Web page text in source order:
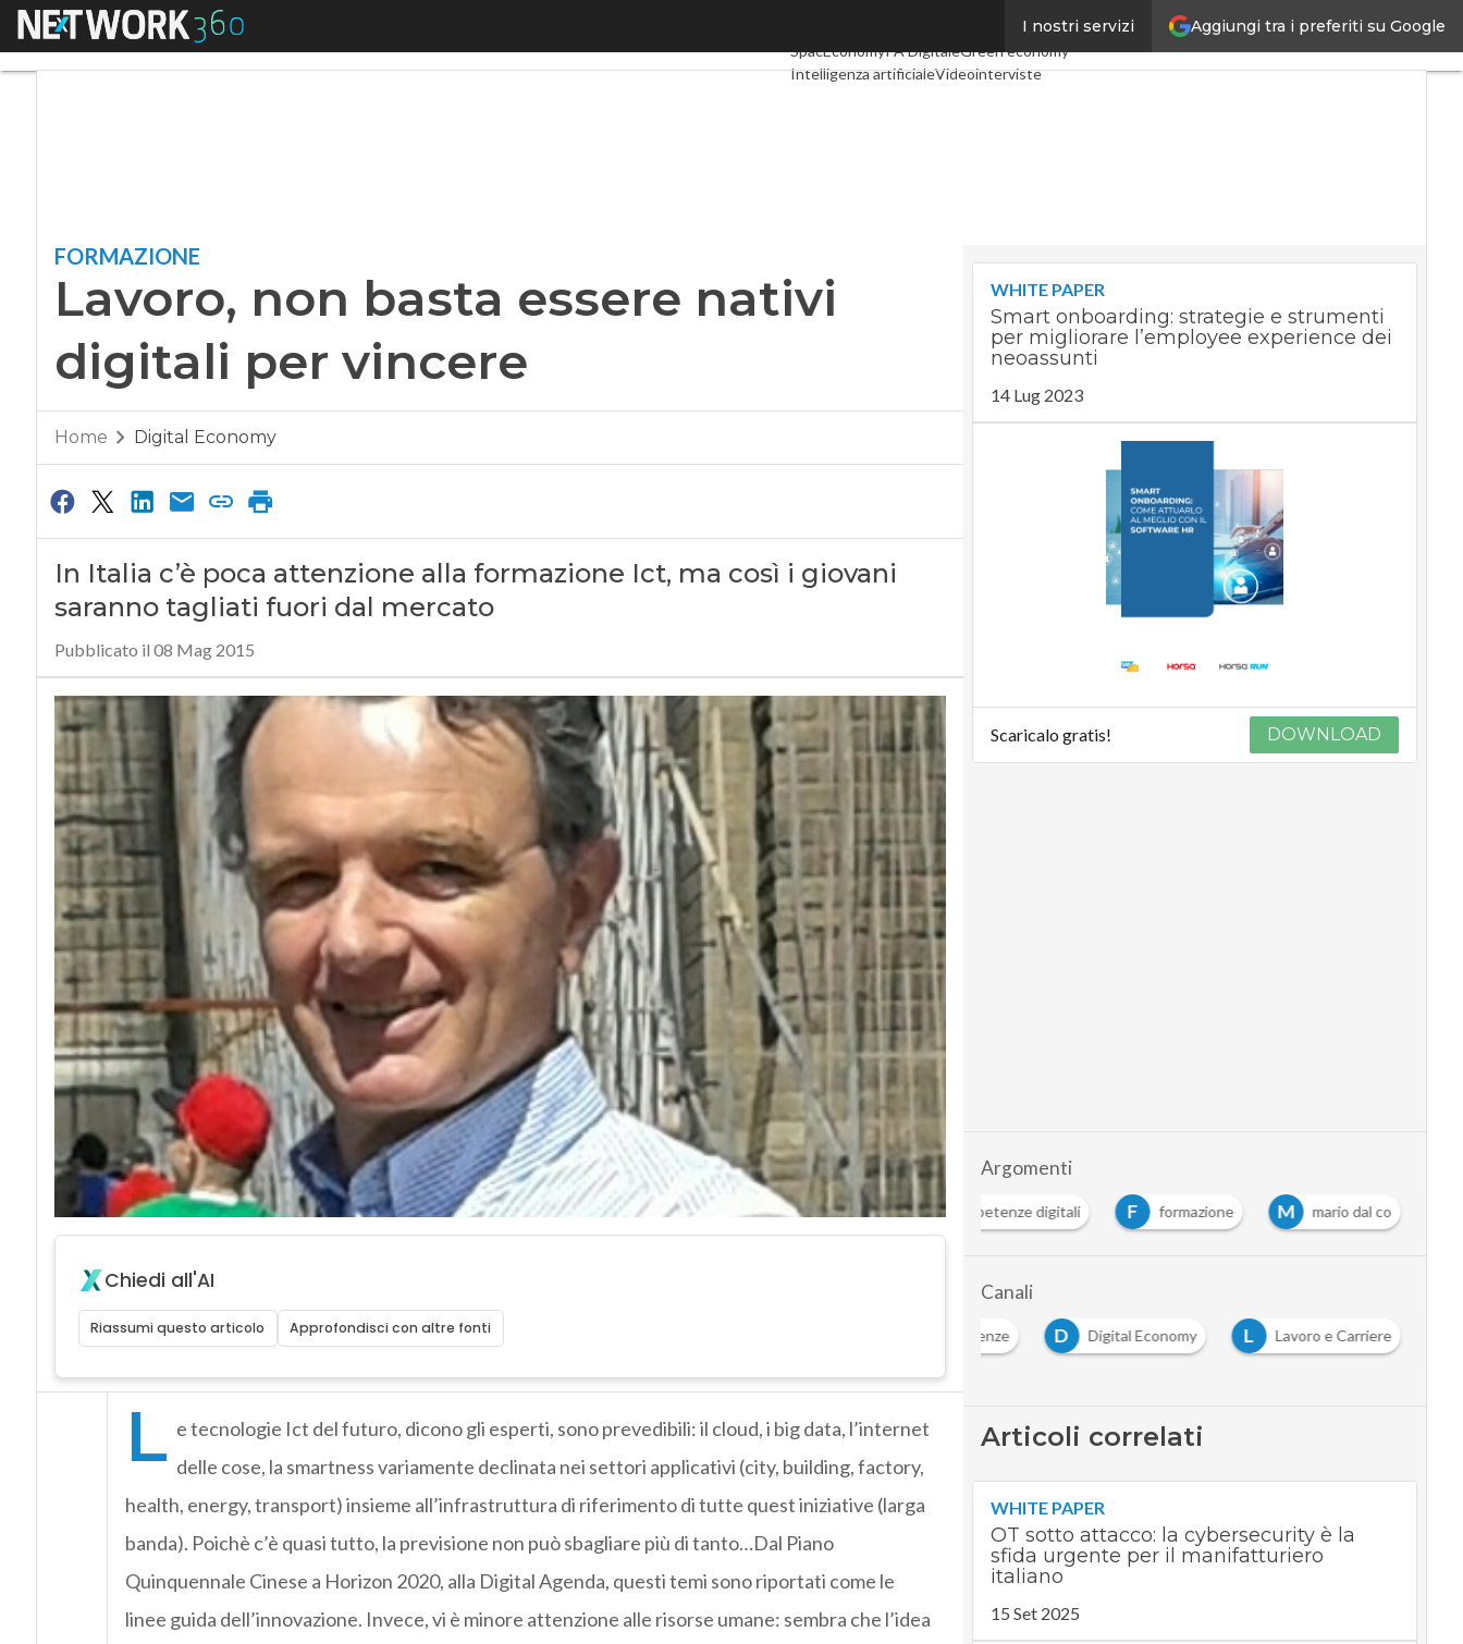
Aggiungi tra i preferiti su Google
I nostri servizi
Menu Telco Industria 4.0
SpacEconomyPA DigitaleGreen economy
Intelligenza artificialeVideointerviste
FORMAZIONE
Lavoro, non basta essere nativi
digitali per vincere
Home Digital Economy
In Italia c’è poca attenzione alla formazione Ict, ma così i giovani
saranno tagliati fuori dal mercato
Pubblicato il 08 Mag 2015
Chiedi all'AI
Riassumi questo articolo Approfondisci con altre fonti
L e tecnologie Ict del futuro, dicono gli esperti, sono prevedibili: il cloud, i big data, l’internet
delle cose, la smartness variamente declinata nei settori applicativi (city, building, factory,
health, energy, transport) insieme all’infrastruttura di riferimento di tutte quest iniziative (larga
banda). Poichè c’è quasi tutto, la previsione non può sbagliare più di tanto…Dal Piano
Quinquennale Cinese a Horizon 2020, alla Digital Agenda, questi temi sono riportati come le
linee guida dell’innovazione. Invece, vi è minore attenzione alle risorse umane: sembra che l’idea
WHITE PAPER
Smart onboarding: strategie e strumenti
per migliorare l’employee experience dei
neoassunti
14 Lug 2023
Scaricalo gratis! DOWNLOAD
Argomenti
C
competenze digitali F formazione M mario dal co
Canali
Competenze D Digital Economy L Lavoro e Carriere
Articoli correlati
WHITE PAPER
OT sotto attacco: la cybersecurity è la
sfida urgente per il manifatturiero
italiano
15 Set 2025